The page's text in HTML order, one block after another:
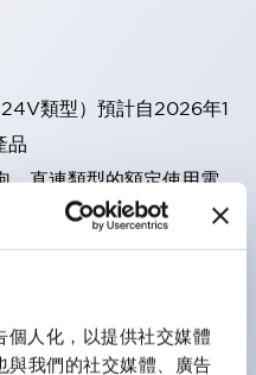
人化，以提供社交媒體
與我們的社交媒體、廣告
類型）預計自2026年1
品
，直連類型的額定使用電
燈的直連類型）
時。
實現六種顏色的功能。過
在可用一顆單色LED燈